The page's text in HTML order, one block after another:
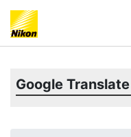
Google Translate